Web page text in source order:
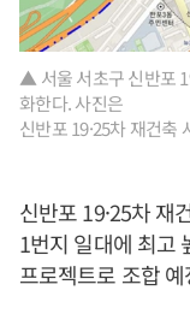
▲ 서울 서초구 신반포
화한다. 사진은
신반포 19·25차 재건축
신반포 19·25차 재
1번지 일대에 최고
프로젝트로 조합